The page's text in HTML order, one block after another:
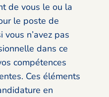
de vous le ou la
le poste de
vous n’avez pas
dans ce
compétences
Ces éléments
en